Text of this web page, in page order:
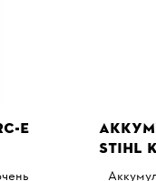
E
STIHL